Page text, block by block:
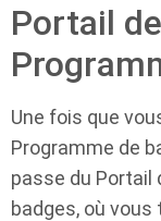
Portail
Une fois que
Programme de
passe du Portail
badges, où